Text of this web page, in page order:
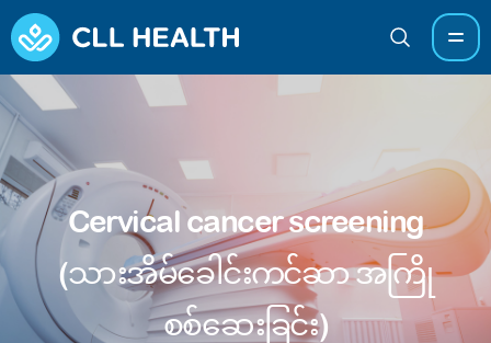
Cervical cancer screening
(သားအိမ်ခေါင်းကင်ဆာ အကြို
စစ်ဆေးခြင်း)